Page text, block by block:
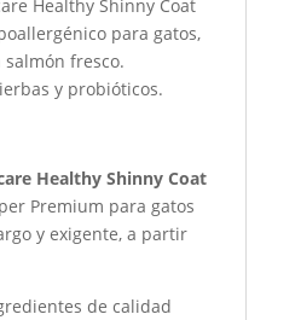
Healthy Shinny Coat
para gatos,
salmón fresco.
y probióticos.
Healthy Shinny Coat
Premium para gatos
y exigente, a partir
de calidad